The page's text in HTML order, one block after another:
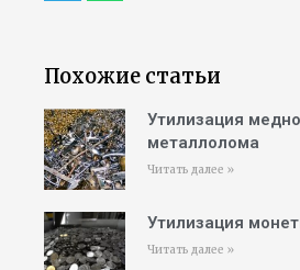
Похожие статьи
Утилизация
металлолома
Читать далее »
Утилизация
Читать далее »